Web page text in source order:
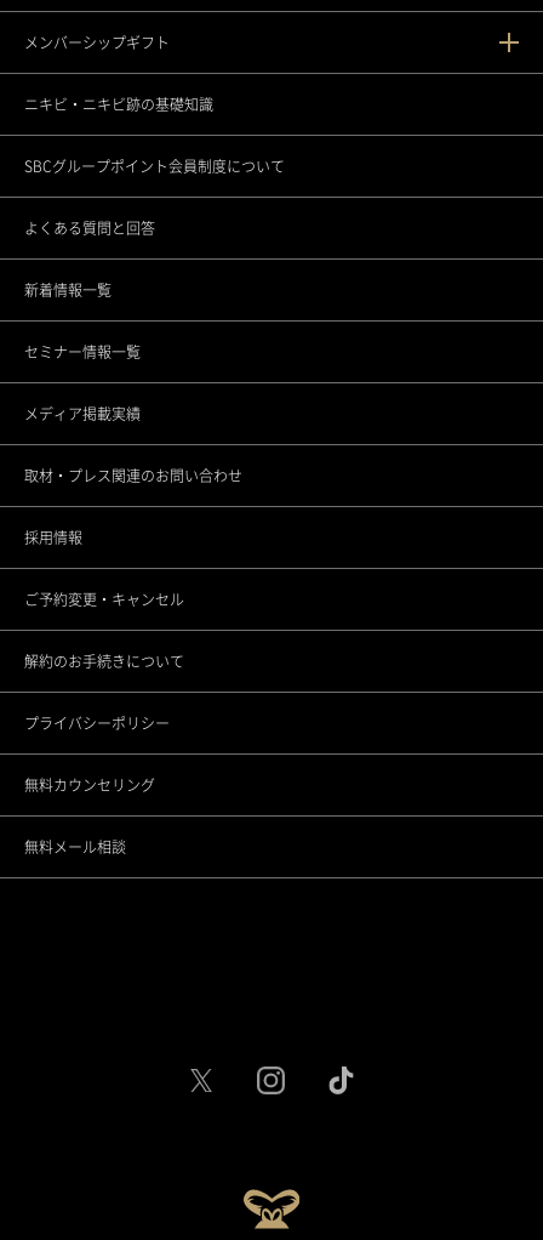
渋谷院
渋谷道玄坂院
池袋院
銀座院
東銀座院
銀座ANNEX院
上野院
町田院
立川院
横浜院
大宮院
千葉院
名古屋駅前院
名古屋駅栄院
ゴリラクリニックとは？
ゴリラフィロソフィー
医療機関としてのこだわり
スタッフの思い
スポーツ応援活動
CSRの取り組み
調査データアーカイブ
未成年者さまのご契約について
メンバーシップギフト
メンバーシップギフトとは
各種セミナーの開催
ニキビ・ニキビ跡の基礎知識
SBCグループポイント会員制度について
よくある質問と回答
新着情報一覧
セミナー情報一覧
メディア掲載実績
取材・プレス関連のお問い合わせ
採用情報
ご予約変更・キャンセル
解約のお手続きについて
プライバシーポリシー
無料カウンセリング
無料メール相談